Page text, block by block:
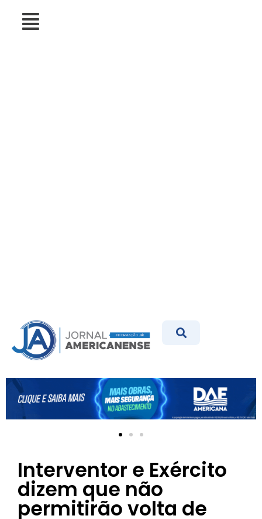
Interventor e Exército
dizem que não
permitirão volta de